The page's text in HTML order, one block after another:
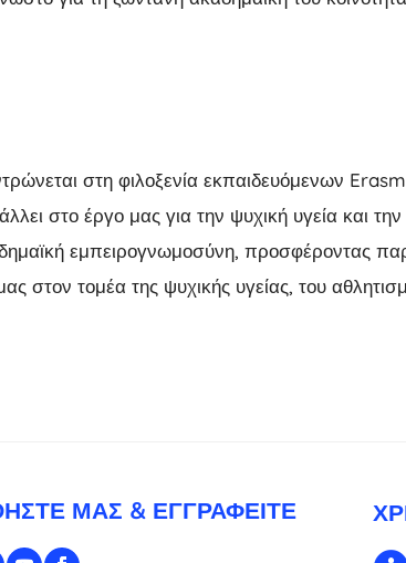
στη φιλοξενία εκπαιδευόμενων
στο έργο μας για την ψυχική υγεία και
εμπειρογνωμοσύνη, προσφέροντας
στον τομέα της ψυχικής υγείας, του
ΜΑΣ & ΕΓΓΡΑΦΕΊΤΕ